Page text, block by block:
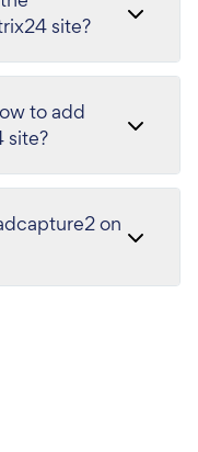
site?
to add
site?
on